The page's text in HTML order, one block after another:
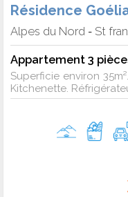
Alpes du Nord - St
Appartement 3
Superficie environ
Kitchenette.